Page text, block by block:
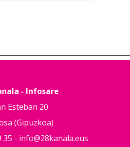
- Infosare
Esteban 20
(Gipuzkoa)
35 - info@28kanala.eus